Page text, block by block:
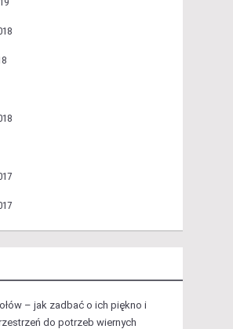
– jak zadbać o ich piękno i
do potrzeb wiernych